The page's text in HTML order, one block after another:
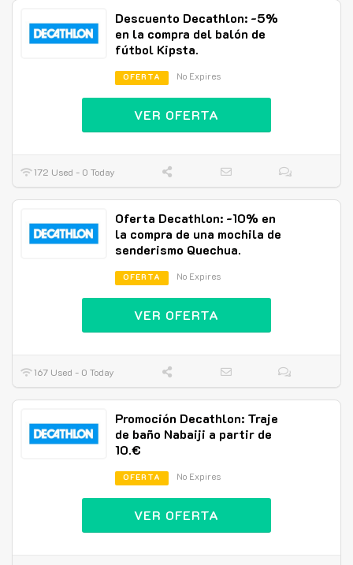
Descuento Decathlon: -5%
en la compra del balón de
fútbol Kipsta.
OFERTA No Expires
VER OFERTA
172 Used - 0 Today
Oferta Decathlon: -10% en
la compra de una mochila de
senderismo Quechua.
OFERTA No Expires
VER OFERTA
167 Used - 0 Today
Promoción Decathlon: Traje
de baño Nabaiji a partir de
10.€
OFERTA No Expires
VER OFERTA